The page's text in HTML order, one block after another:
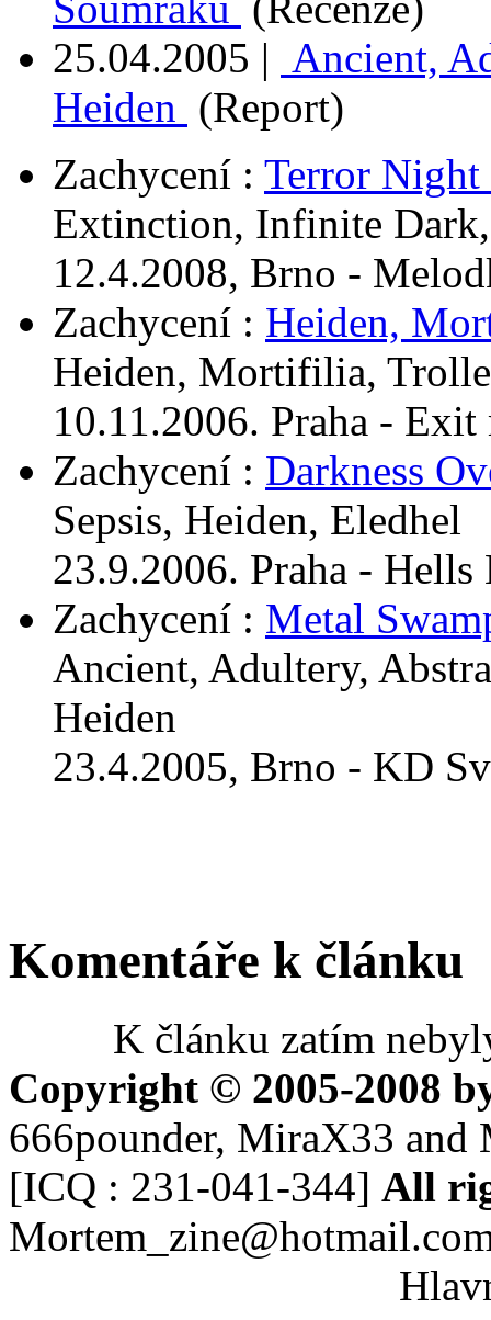
25.04.2005 | Ancient,
Heiden (Report)
Zachycení : Terror Night
Extinction, Infinite
12.4.2008, Brno -
Zachycení : Heiden,
Heiden, Mortifilia,
10.11.2006. Praha -
Zachycení : Darkness
Sepsis, Heiden, Eledhel
23.9.2006. Praha - Hells
Zachycení : Metal
Ancient, Adultery,
Heiden
23.4.2005, Brno - KD
Komentáře k článku
K článku zatím
Copyright © 2005-2008
666pounder, MiraX33
[ICQ : 231-041-344] All